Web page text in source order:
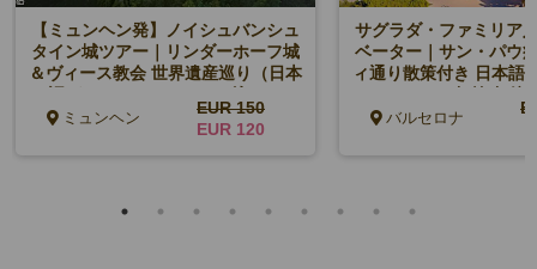
【ミュンヘン発】ノイシュバンシュ
タイン城ツアー｜リンダーホーフ城
＆ヴィース教会 世界遺産巡り（日本
ミュンヘン
EUR 150
EUR 120
サグラダ・ファミリア
ベーター｜サン・パウ
ィ通り散策付き 日本語
バルセロナ